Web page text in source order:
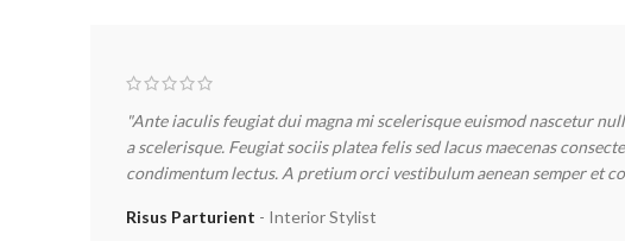
"Ante iaculis feugiat dui magna mi scelerisque euismod nascetur
a scelerisque. Feugiat sociis platea felis sed lacus maecenas
condimentum lectus. A pretium orci vestibulum aenean semper et
Risus Parturient Interior Stylist